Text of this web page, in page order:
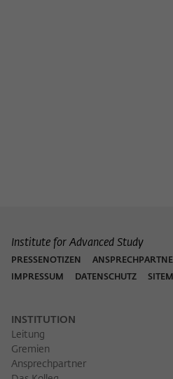
Institute for Advanced Study
PRESSENOTIZEN
IMPRESSUM
DATENSCHUTZ
INSTITUTION
Leitung
Gremien
Ansprechpartner